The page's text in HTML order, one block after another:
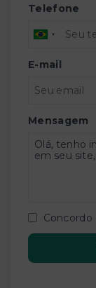
Telefone
E-mail
Mensagem
Concordo